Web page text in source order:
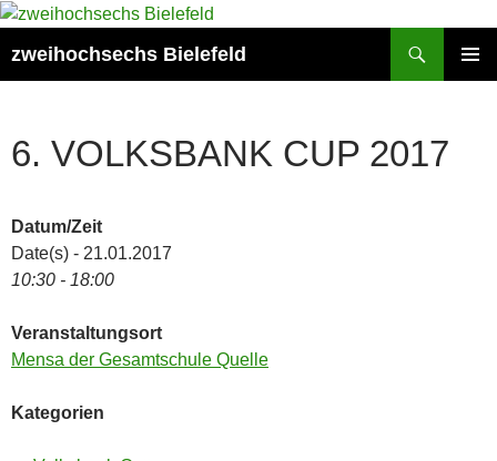
Zum
springen
zweihochsechs Bielefeld
6. VOLKSBANK CUP 2017
Datum/Zeit
Date(s) - 21.01.2017
10:30 - 18:00
Veranstaltungsort
Mensa der Gesamtschule Quelle
Kategorien